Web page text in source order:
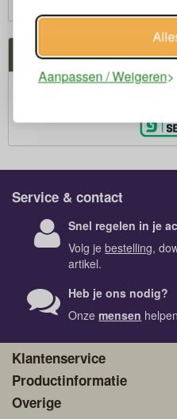
Aanpassen / Weigeren
Veilig
Service & contact
Snel regelen in je
Volg jebestelling,
artikel.
Heb je ons nodig?
Onzemensen
Klantenservice
Productinformatie
Overige